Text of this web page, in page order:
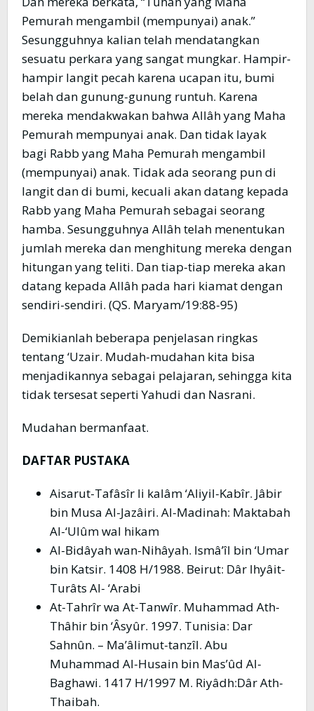
Pemurah mengambil (mempunyai) anak.”
Sesungguhnya kalian telah mendatangkan
sesuatu perkara yang sangat mungkar. Hampir-
hampir langit pecah karena ucapan itu, bumi
belah dan gunung-gunung runtuh. Karena
mereka mendakwakan bahwa Allâh yang Maha
Pemurah mempunyai anak. Dan tidak layak
bagi Rabb yang Maha Pemurah mengambil
(mempunyai) anak. Tidak ada seorang pun di
langit dan di bumi, kecuali akan datang kepada
Rabb yang Maha Pemurah sebagai seorang
hamba. Sesungguhnya Allâh telah menentukan
jumlah mereka dan menghitung mereka dengan
hitungan yang teliti. Dan tiap-tiap mereka akan
datang kepada Allâh pada hari kiamat dengan
sendiri-sendiri. (QS. Maryam/19:88-95)
Demikianlah beberapa penjelasan ringkas
tentang ‘Uzair. Mudah-mudahan kita bisa
menjadikannya sebagai pelajaran, sehingga kita
tidak tersesat seperti Yahudi dan Nasrani.
Mudahan bermanfaat.
DAFTAR PUSTAKA
Aisarut-Tafâsîr li kalâm ‘Aliyil-Kabîr. Jâbir
bin Musa Al-Jazâiri. Al-Madinah: Maktabah
Al-‘Ulûm wal hikam
Al-Bidâyah wan-Nihâyah. Ismâ’îl bin ‘Umar
bin Katsir. 1408 H/1988. Beirut: Dâr Ihyâit-
Turâts Al- ‘Arabi
At-Tahrîr wa At-Tanwîr. Muhammad Ath-
Thâhir bin ‘Âsyûr. 1997. Tunisia: Dar
Sahnûn. – Ma’âlimut-tanzîl. Abu
Muhammad Al-Husain bin Mas’ûd Al-
Baghawi. 1417 H/1997 M. Riyâdh:Dâr Ath-
Thaibah.